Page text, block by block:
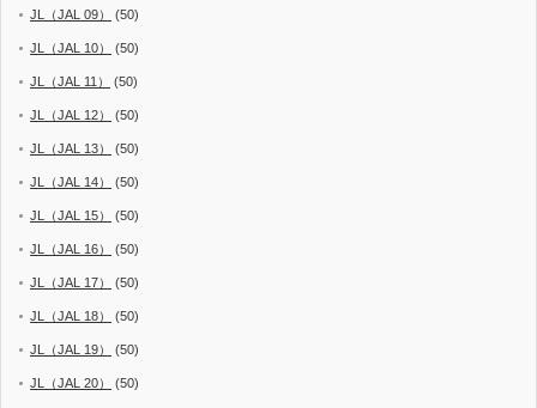
JL（JAL 09） (50)
JL（JAL 10） (50)
JL（JAL 11） (50)
JL（JAL 12） (50)
JL（JAL 13） (50)
JL（JAL 14） (50)
JL（JAL 15） (50)
JL（JAL 16） (50)
JL（JAL 17） (50)
JL（JAL 18） (50)
JL（JAL 19） (50)
JL（JAL 20） (50)